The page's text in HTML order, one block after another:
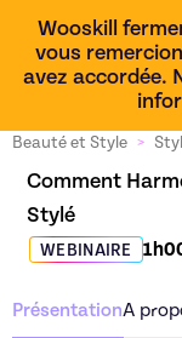
Wooskill
vous
avez accordée.
Beauté et Style >
Comment
Stylé
WEBINAIRE
PrésentationA